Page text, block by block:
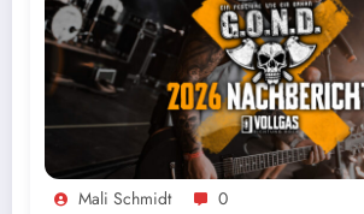
Mali Schmidt 0